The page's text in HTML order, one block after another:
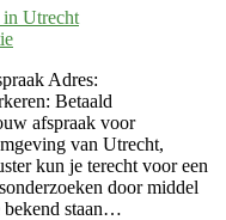
in Utrecht
Adres:
Betaald
afspraak voor
van Utrecht,
kun je terecht voor een
door middel
bekend staan…